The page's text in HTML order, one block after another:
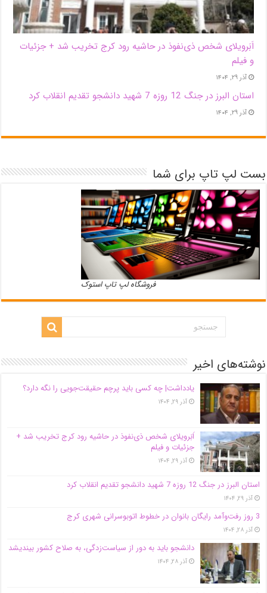
اَبَر‌ویلای شخص ذی‌نفوذ در حاشیه‌ رود کرج تخریب شد + جزئیات
و فیلم
آذر ۲۹, ۱۴۰۴
استان البرز در جنگ 12 روزه 7 شهید دانشجو تقدیم انقلاب کرد
آذر ۲۹, ۱۴۰۴
بست لپ تاپ برای شما
فروشگاه لپ تاپ استوک
نوشته‌های اخیر
یادداشت| ‌چه کسی باید پرچم حقیقت‌جویی را نگه دارد؟
آذر ۲۹, ۱۴۰۴
اَبَر‌ویلای شخص ذی‌نفوذ در حاشیه‌ رود کرج تخریب شد +
جزئیات و فیلم
آذر ۲۹, ۱۴۰۴
استان البرز در جنگ 12 روزه 7 شهید دانشجو تقدیم انقلاب کرد
آذر ۲۹, ۱۴۰۴
3 روز رفت‌وآمد رایگان بانوان در خطوط اتوبوسرانی شهری کرج
آذر ۲۸, ۱۴۰۴
دانشجو باید به دور از سیاست‌زدگی، به صلاح کشور بیندیشد
آذر ۲۸, ۱۴۰۴